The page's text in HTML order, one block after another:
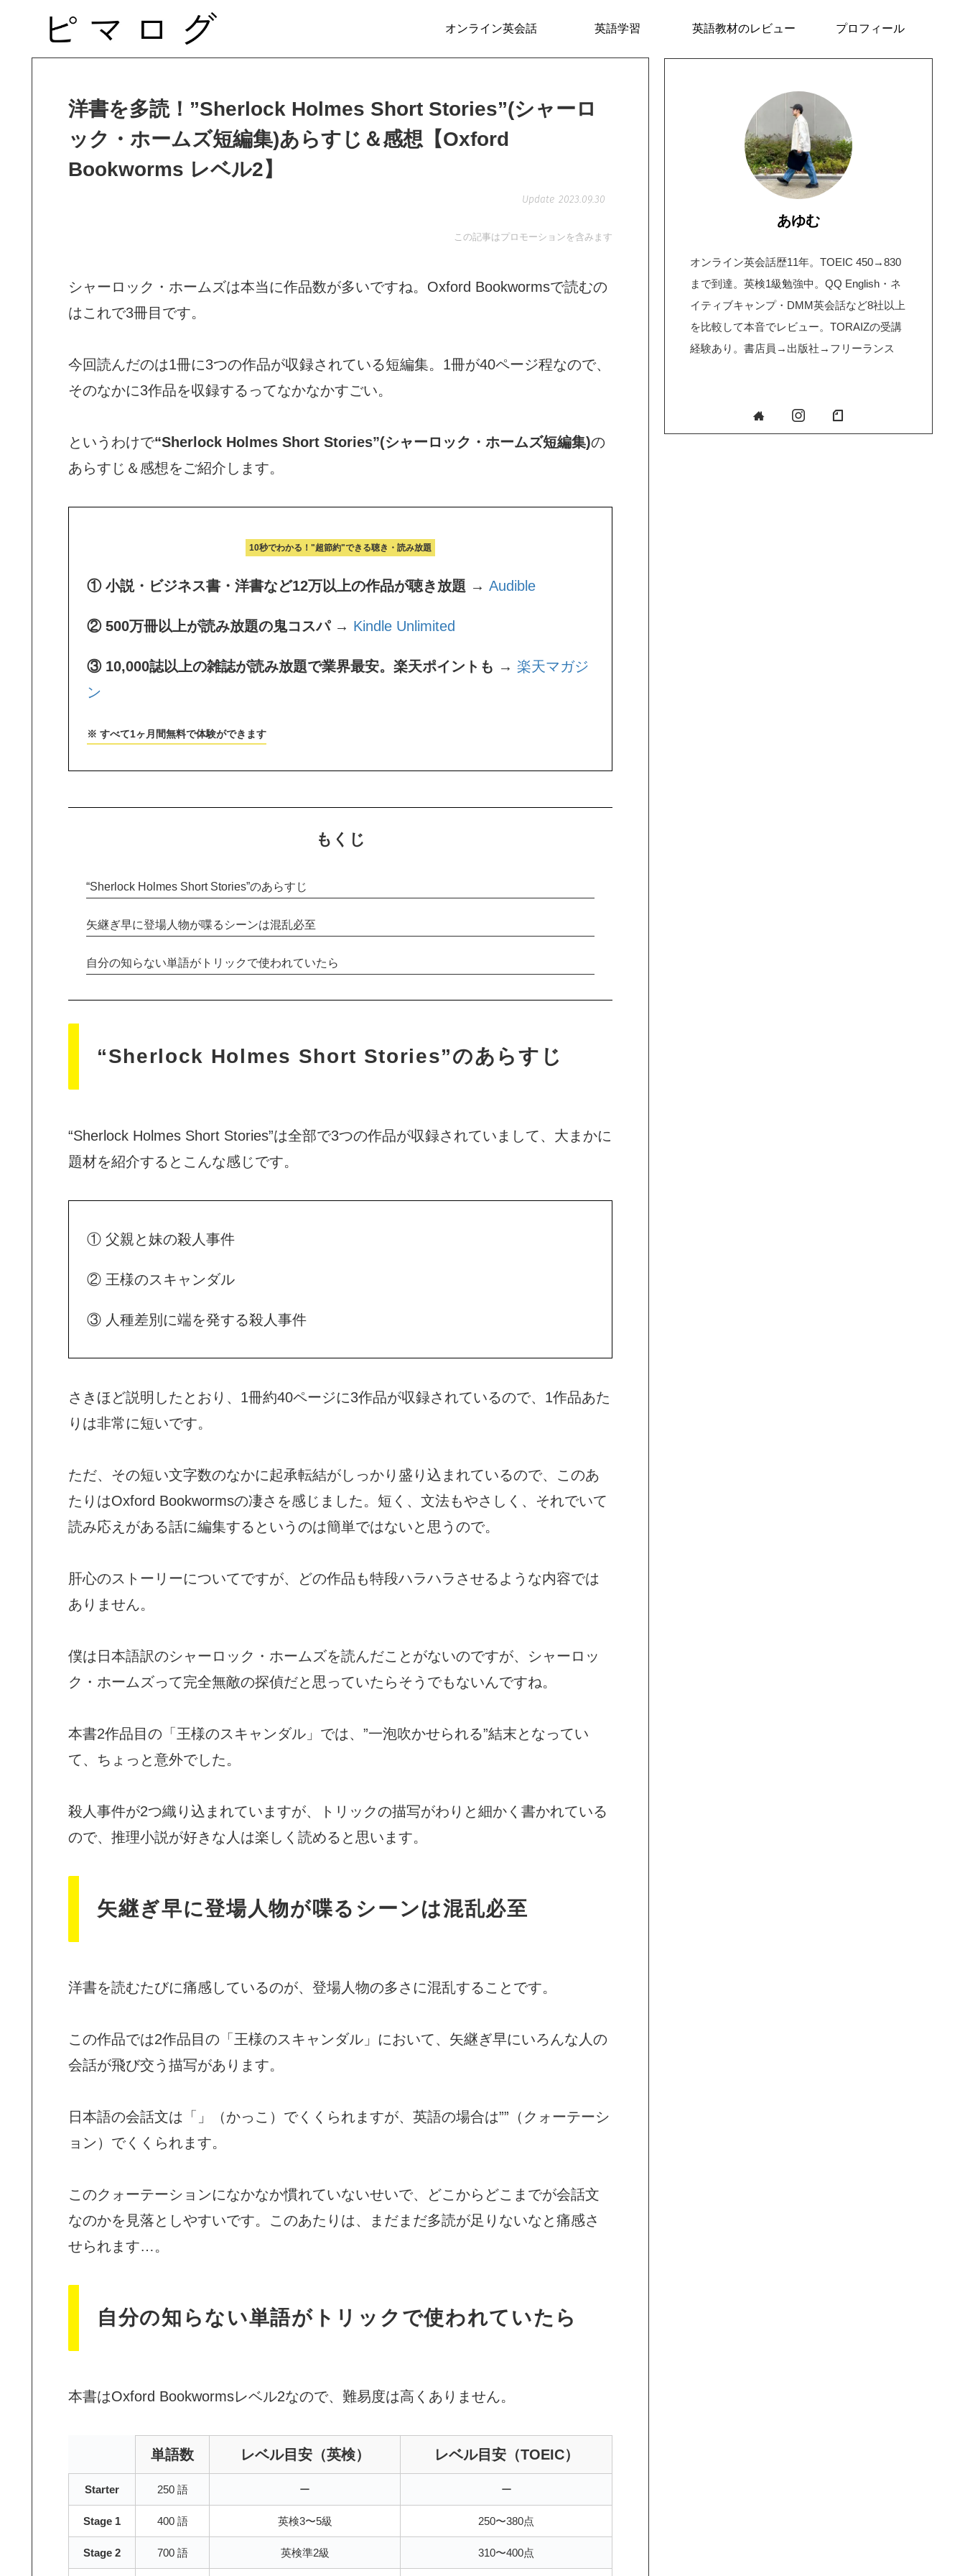
オンライン英会話 英語学習 英語教材のレビュー プロフィール
洋書を多読！”Sherlock Holmes Short Stories”(シャーロ
ック・ホームズ短編集)あらすじ＆感想【Oxford
Bookworms レベル2】
2023.09.30
この記事はプロモーションを含みます
シャーロック・ホームズは本当に作品数が多いですね。Oxford Bookwormsで読むの
はこれで3冊目です。
今回読んだのは1冊に3つの作品が収録されている短編集。1冊が40ページ程なので、
そのなかに3作品を収録するってなかなかすごい。
というわけで“Sherlock Holmes Short Stories”(シャーロック・ホームズ短編集)の
あらすじ＆感想をご紹介します。
10秒でわかる！"超節約"できる聴き・読み放題
① 小説・ビジネス書・洋書など12万以上の作品が聴き放題 → Audible
② 500万冊以上が読み放題の鬼コスパ → Kindle Unlimited
③ 10,000誌以上の雑誌が読み放題で業界最安。楽天ポイントも → 楽天マガジ
ン
※ すべて1ヶ月間無料で体験ができます
もくじ
“Sherlock Holmes Short Stories”のあらすじ
矢継ぎ早に登場人物が喋るシーンは混乱必至
自分の知らない単語がトリックで使われていたら
“Sherlock Holmes Short Stories”のあらすじ
“Sherlock Holmes Short Stories”は全部で3つの作品が収録されていまして、大まかに
題材を紹介するとこんな感じです。
① 父親と妹の殺人事件
② 王様のスキャンダル
③ 人種差別に端を発する殺人事件
さきほど説明したとおり、1冊約40ページに3作品が収録されているので、1作品あた
りは非常に短いです。
ただ、その短い文字数のなかに起承転結がしっかり盛り込まれているので、このあ
たりはOxford Bookwormsの凄さを感じました。短く、文法もやさしく、それでいて
読み応えがある話に編集するというのは簡単ではないと思うので。
肝心のストーリーについてですが、どの作品も特段ハラハラさせるような内容では
ありません。
僕は日本語訳のシャーロック・ホームズを読んだことがないのですが、シャーロッ
ク・ホームズって完全無敵の探偵だと思っていたらそうでもないんですね。
本書2作品目の「王様のスキャンダル」では、”一泡吹かせられる”結末となってい
て、ちょっと意外でした。
殺人事件が2つ織り込まれていますが、トリックの描写がわりと細かく書かれている
ので、推理小説が好きな人は楽しく読めると思います。
矢継ぎ早に登場人物が喋るシーンは混乱必至
洋書を読むたびに痛感しているのが、登場人物の多さに混乱することです。
この作品では2作品目の「王様のスキャンダル」において、矢継ぎ早にいろんな人の
会話が飛び交う描写があります。
日本語の会話文は「」（かっこ）でくくられますが、英語の場合は””（クォーテーシ
ョン）でくくられます。
このクォーテーションになかなか慣れていないせいで、どこからどこまでが会話文
なのかを見落としやすいです。このあたりは、まだまだ多読が足りないなと痛感さ
せられます…。
自分の知らない単語がトリックで使われていたら
本書はOxford Bookwormsレベル2なので、難易度は高くありません。
単語数 レベル目安（英検） レベル目安（TOEIC）
Starter 250 語 ー ー
Stage 1 400 語 英検3〜5級 250〜380点
Stage 2 700 語 英検準2級 310〜400点
あゆむ
オンライン英会話歴11年。TOEIC 450→830
まで到達。英検1級勉強中。QQ English・ネ
イティブキャンプ・DMM英会話など8社以上
を比較して本音でレビュー。TORAIZの受講
経験あり。書店員→出版社→フリーランス